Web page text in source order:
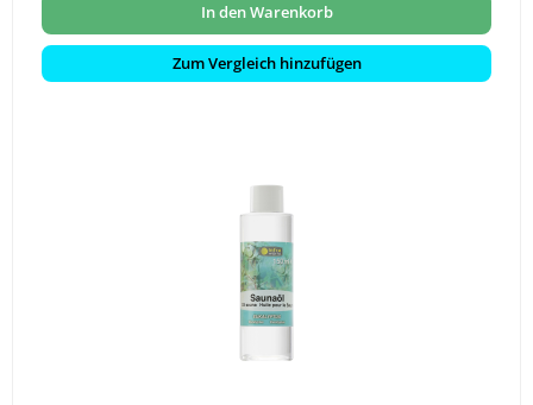
In den Warenkorb
Zum Vergleich hinzufügen